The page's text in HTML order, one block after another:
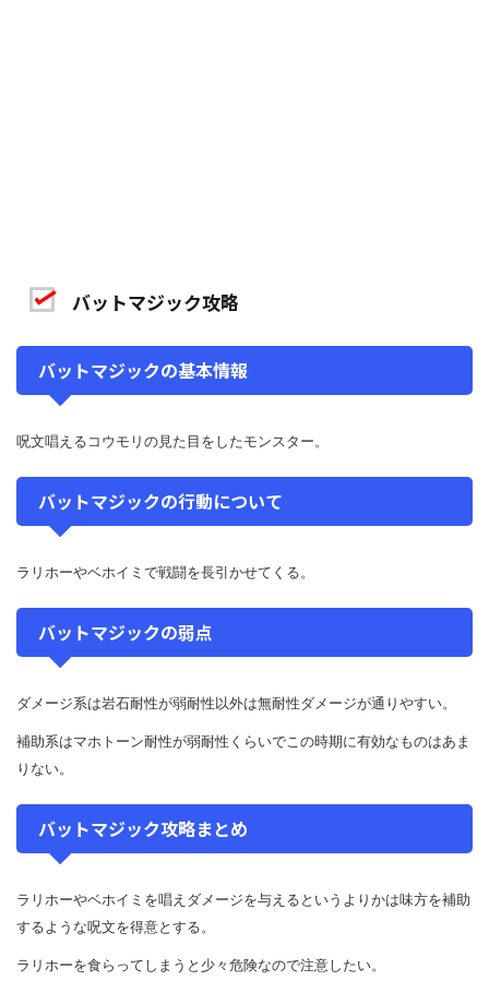
バットマジック攻略
バットマジックの基本情報
呪文唱えるコウモリの見た目をしたモンスター。
バットマジックの行動について
ラリホーやベホイミで戦闘を長引かせてくる。
バットマジックの弱点
ダメージ系は岩石耐性が弱耐性以外は無耐性ダメージが通りやすい。
補助系はマホトーン耐性が弱耐性くらいでこの時期に有効なものはあま
りない。
バットマジック攻略まとめ
ラリホーやベホイミを唱えダメージを与えるというよりかは味方を補助
するような呪文を得意とする。
ラリホーを食らってしまうと少々危険なので注意したい。